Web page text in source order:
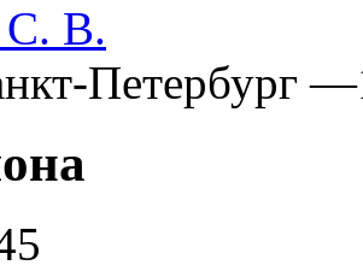
С. В.
Петербург